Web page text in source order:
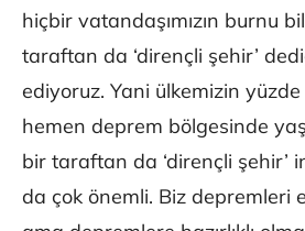
hiçbir vatandaşımızın burnu
taraftan da ‘dirençli şehir’
ediyoruz. Yani ülkemizin yüzde
hemen deprem bölgesinde
bir taraftan da ‘dirençli şehir’
da çok önemli. Biz depremleri